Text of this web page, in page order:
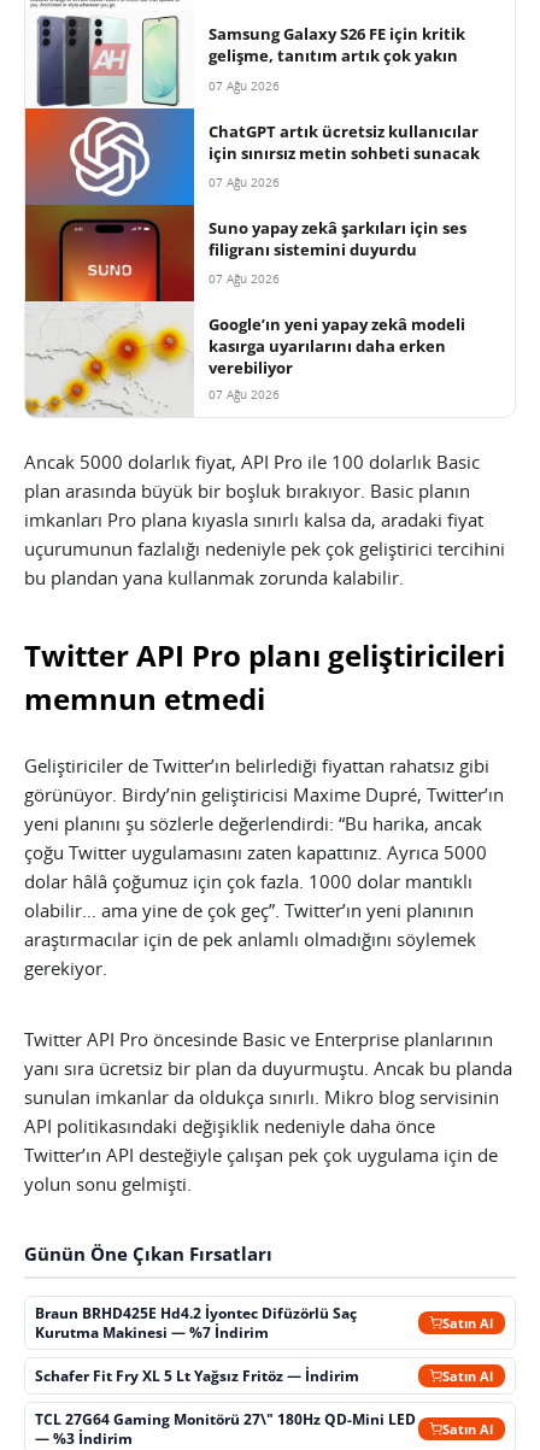
Samsung Galaxy S26 FE için kritik
gelişme, tanıtım artık çok yakın
07 Ağu 2026
ChatGPT artık ücretsiz kullanıcılar
için sınırsız metin sohbeti sunacak
07 Ağu 2026
Suno yapay zekâ şarkıları için ses
filigranı sistemini duyurdu
07 Ağu 2026
Google’ın yeni yapay zekâ modeli
kasırga uyarılarını daha erken
verebiliyor
07 Ağu 2026
Ancak 5000 dolarlık fiyat, API Pro ile 100 dolarlık Basic
plan arasında büyük bir boşluk bırakıyor. Basic planın
imkanları Pro plana kıyasla sınırlı kalsa da, aradaki fiyat
uçurumunun fazlalığı nedeniyle pek çok geliştirici tercihini
bu plandan yana kullanmak zorunda kalabilir.
Twitter API Pro planı geliştiricileri
memnun etmedi
Geliştiriciler de Twitter’ın belirlediği fiyattan rahatsız gibi
görünüyor. Birdy’nin geliştiricisi Maxime Dupré, Twitter’ın
yeni planını şu sözlerle değerlendirdi: “Bu harika, ancak
çoğu Twitter uygulamasını zaten kapattınız. Ayrıca 5000
dolar hâlâ çoğumuz için çok fazla. 1000 dolar mantıklı
olabilir… ama yine de çok geç”. Twitter’ın yeni planının
araştırmacılar için de pek anlamlı olmadığını söylemek
gerekiyor.
Twitter API Pro öncesinde Basic ve Enterprise planlarının
yanı sıra ücretsiz bir plan da duyurmuştu. Ancak bu planda
sunulan imkanlar da oldukça sınırlı. Mikro blog servisinin
API politikasındaki değişiklik nedeniyle daha önce
Twitter’ın API desteğiyle çalışan pek çok uygulama için de
yolun sonu gelmişti.
Günün Öne Çıkan Fırsatları
Braun BRHD425E Hd4.2 İyontec Difüzörlü Saç
Kurutma Makinesi — %7 İndirim
Satın Al
Schafer Fit Fry XL 5 Lt Yağsız Fritöz — İndirim Satın Al
TCL 27G64 Gaming Monitörü 27\" 180Hz QD-Mini LED
— %3 İndirim
Satın Al